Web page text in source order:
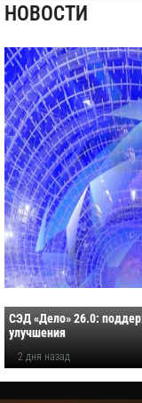
НОВОСТИ
СЭД «Дело» 26.0:
улучшения
2 дня назад